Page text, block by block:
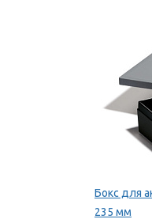
Бокс для
235 мм